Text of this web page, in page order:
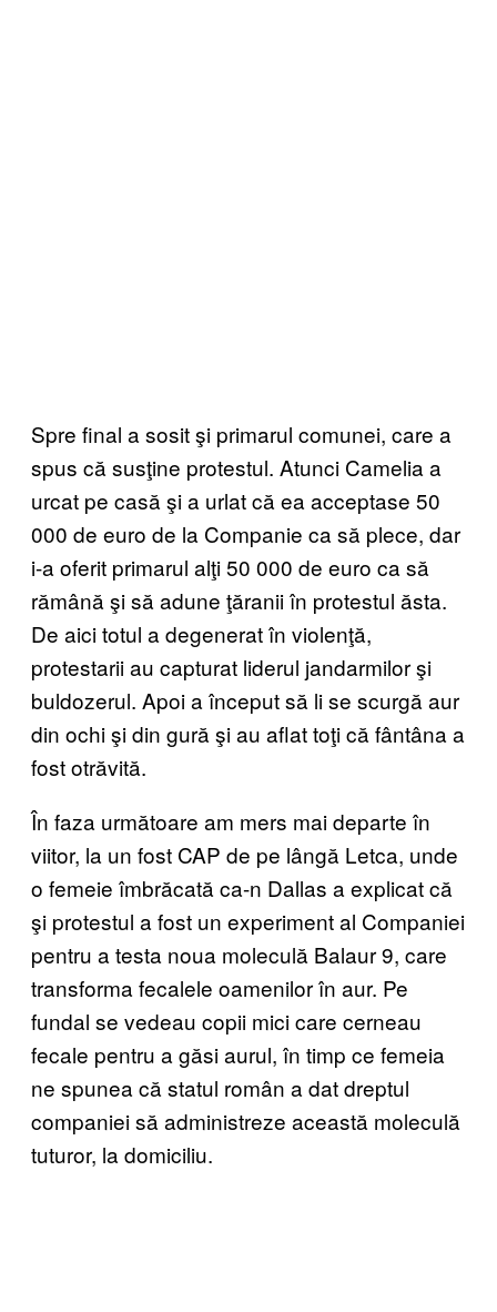
Spre final a sosit şi primarul comunei, care a
spus că susţine protestul. Atunci Camelia a
urcat pe casă şi a urlat că ea acceptase 50
000 de euro de la Companie ca să plece, dar
i-a oferit primarul alţi 50 000 de euro ca să
rămână şi să adune ţăranii în protestul ăsta.
De aici totul a degenerat în violenţă,
protestarii au capturat liderul jandarmilor şi
buldozerul. Apoi a început să li se scurgă aur
din ochi şi din gură şi au aflat toţi că fântâna a
fost otrăvită.
În faza următoare am mers mai departe în
viitor, la un fost CAP de pe lângă Letca, unde
o femeie îmbrăcată ca-n Dallas a explicat că
şi protestul a fost un experiment al Companiei
pentru a testa noua moleculă Balaur 9, care
transforma fecalele oamenilor în aur. Pe
fundal se vedeau copii mici care cerneau
fecale pentru a găsi aurul, în timp ce femeia
ne spunea că statul român a dat dreptul
companiei să administreze această moleculă
tuturor, la domiciliu.